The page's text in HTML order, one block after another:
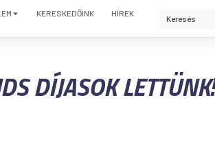
KERESKEDŐINK HÍREK
DÍJASOK LETTÜNK!